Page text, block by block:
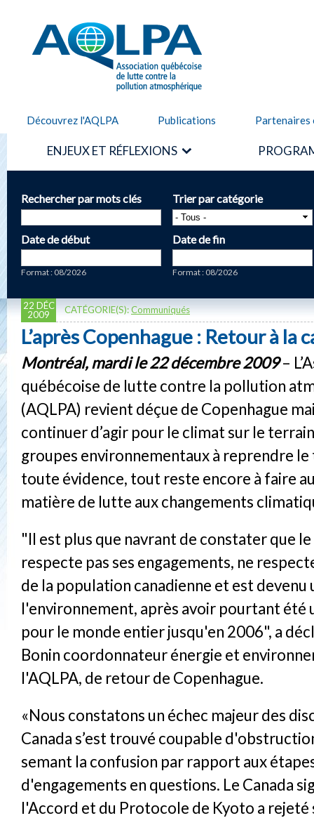
AQLPA
Découvrez l'AQLPA Publications Partenaires
ENJEUX ET RÉFLEXIONS
Rechercher par mots clés Trier par catégorie
Date de début
Format : 08/2026
Date de fin
Format : 08/2026
22 DÉC
2009
CATÉGORIE(S):Communiqués
L’après Copenhague : Retour à la
Montréal, mardi le 22 décembre 2009–
québécoise de lutte contre la pollution
(AQLPA) revient déçue de Copenhague
continuer d’agir pour le climat sur le
groupes environnementaux à reprendre le
toute évidence, tout reste encore à faire
matière de lutte aux changements
"Il est plus que navrant de constater que le
respecte pas ses engagements, ne
de la population canadienne et est devenu
l'environnement, après avoir pourtant été
pour le monde entier jusqu'en 2006", a
Bonin coordonnateur énergie et
l'AQLPA, de retour de Copenhague.
«Nous constatons un échec majeur des
Canada s’est trouvé coupable
semant la confusion par rapport aux
d'engagements en questions. Le Canada
l'Accord et du Protocole de Kyoto a rejeté